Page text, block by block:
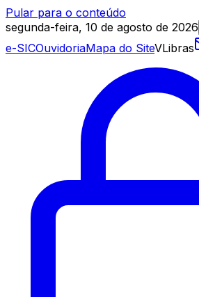
Pular para o conteúdo
segunda-feira, 10 de agosto de 2026
e-SICOuvidoriaMapa do SiteVLibras